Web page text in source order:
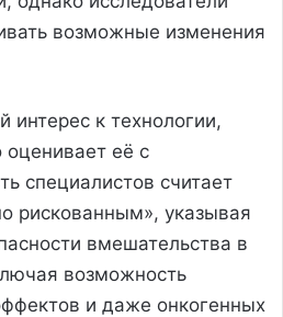
возможные изменения
интерес к технологии,
оценивает её с
специалистов считает
рискованным», указывая
вмешательства в
возможность
и даже онкогенных